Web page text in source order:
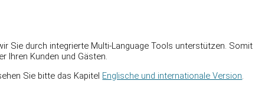
Sie durch integrierte Multi-Language Tools unterstützen. Somit
Ihren Kunden und Gästen.
Sie bitte das Kapitel Englische und internationale Version.